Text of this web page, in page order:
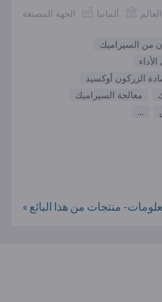
الجهة المصنعة ألمانيا
من السيراميك
الزركون أوكسيد
معالجة السيراميك
...
منتجات من هذا البائع »